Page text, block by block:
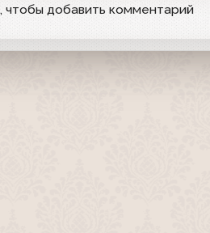
, чтобы добавить комментарий